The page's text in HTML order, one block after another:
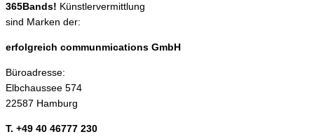
365Bands! Künstlervermittlung
sind Marken der:
erfolgreich communmications GmbH
Büroadresse:
Elbchaussee 574
22587 Hamburg
T. +49 40 46777 230